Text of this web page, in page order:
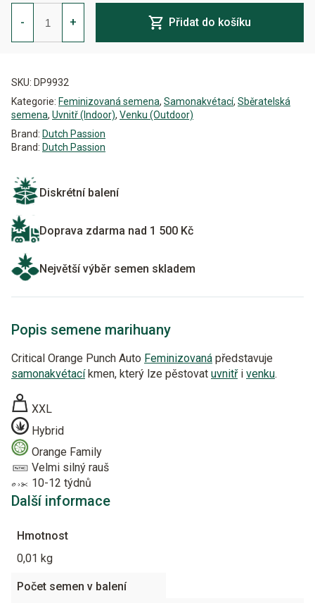
-
Critical
Orange
Punch
Auto
+ Přidat do košíku
SKU: DP9932
Kategorie: Feminizovaná semena, Samonakvétací, Sběratelská
semena, Uvnitř (Indoor), Venku (Outdoor)
Brand: Dutch Passion
Brand: Dutch Passion
Diskrétní balení
Doprava zdarma nad 1 500 Kč
Největší výběr semen skladem
Popis semene marihuany
Critical Orange Punch Auto Feminizovaná představuje
samonakvétacíkmen, který lze pěstovat uvnitři venku.
XXL
Hybrid
Orange Family
Velmi silný rauš
10-12 týdnů
Další informace
Hmotnost
0,01 kg
Počet semen v balení